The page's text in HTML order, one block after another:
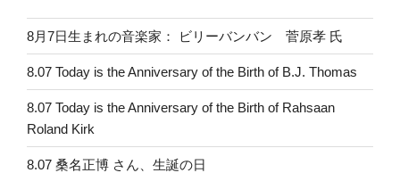
8月7日生まれの音楽家： ビリーバンバン 菅原孝 氏
8.07 Today is the Anniversary of the Birth of B.J. Thomas
8.07 Today is the Anniversary of the Birth of Rahsaan
Roland Kirk
8.07 桑名正博 さん、生誕の日